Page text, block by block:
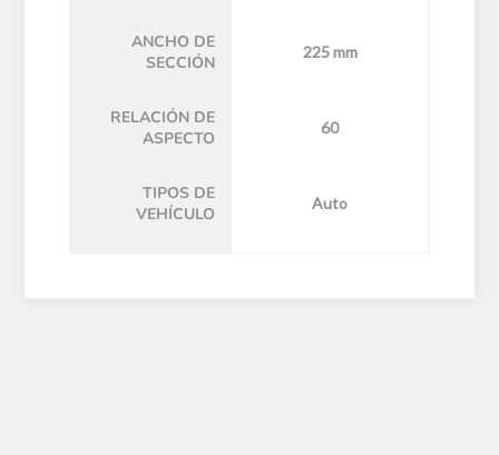
ANCHO DE
SECCIÓN
225 mm
RELACIÓN DE
ASPECTO
60
TIPOS DE
VEHÍCULO
Auto